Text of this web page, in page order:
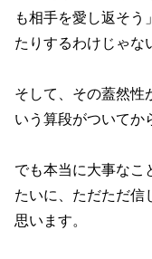
も相手を愛し返そう
たりするわけじゃな
そして、その蓋然性
いう算段がついてか
でも本当に大事なこ
たいに、ただただ信
思います。